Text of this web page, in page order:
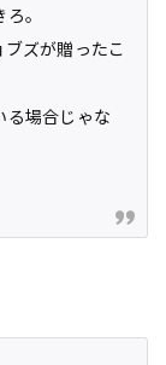
。
ズが贈ったこ
る場合じゃな